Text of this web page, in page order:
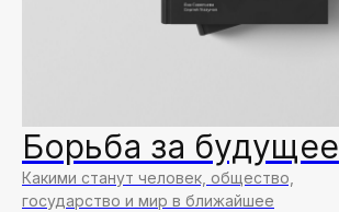
Борьба за будущее
Какими станут человек, общество,
государство и мир в ближайшее